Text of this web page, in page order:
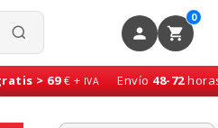
0
> 69€ + IVA Envío 48-72